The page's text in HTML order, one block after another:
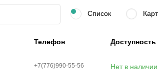
Список
Телефон Доступность
+7(776)990-55-56 Нет в наличии